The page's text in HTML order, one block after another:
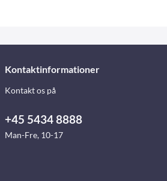
Kontaktinformationer
Kontakt os på
+45 5434 8888
Man-Fre, 10-17